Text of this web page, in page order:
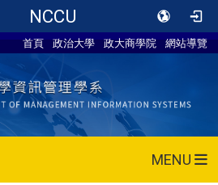
NCCU
首頁 政治大學 政大商學院 網站導覽
MENU